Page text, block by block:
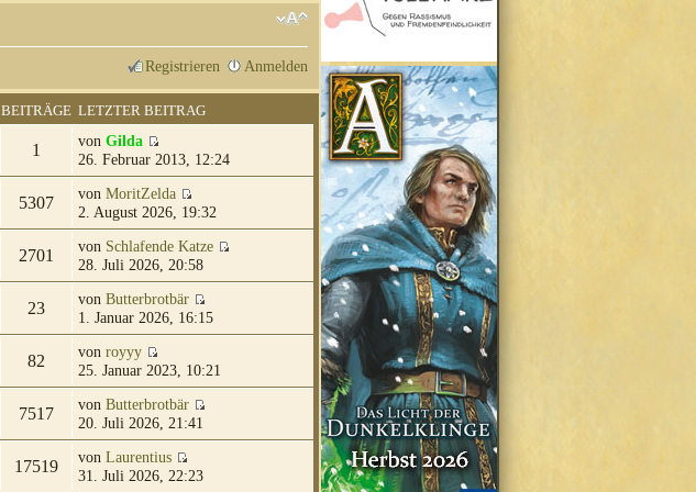
Registrieren Anmelden
BEITRÄGE LETZTER BEITRAG
1 von Gilda
26. Februar 2013, 12:24
5307 von MoritZelda
2. August 2026, 19:32
2701 von Schlafende Katze
28. Juli 2026, 20:58
23 von Butterbrotbär
1. Januar 2026, 16:15
82 von royyy
25. Januar 2023, 10:21
7517 von Butterbrotbär
20. Juli 2026, 21:41
17519 von Laurentius
31. Juli 2026, 22:23